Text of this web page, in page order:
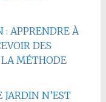
APPRENDRE À
DES
MÉTHODE
N’EST